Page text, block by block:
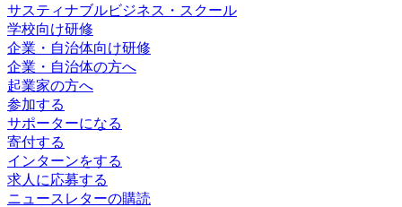
サスティナブルビジネス・スクール
学校向け研修
企業・自治体向け研修
企業・自治体の方へ
起業家の方へ
参加する
サポーターになる
寄付する
インターンをする
求人に応募する
ニュースレターの購読